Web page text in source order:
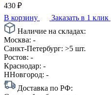
430 ₽
В корзину
Заказать в 1 клик
Наличие на складах:
Москва: -
Санкт-Петербург: >5 шт.
Ростов: -
Краснодар: -
ННовгород: -
Доставка по РФ: